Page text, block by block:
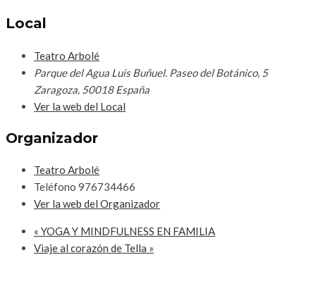
Local
Teatro Arbolé
Parque del Agua Luis Buñuel. Paseo del Botánico, 5
Zaragoza, 50018 España
Ver la web del Local
Organizador
Teatro Arbolé
Teléfono 976734466
Ver la web del Organizador
« YOGA Y MINDFULNESS EN FAMILIA
Viaje al corazón de Tella »